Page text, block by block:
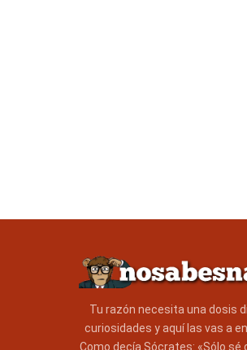
Tu razón necesita una dosis
curiosidades y aquí las vas a
Como decía Sócrates: «Sólo sé